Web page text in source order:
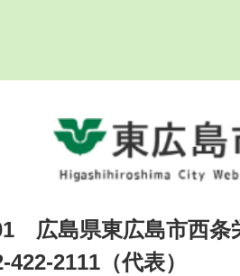
広島県東広島市西
422-2111（代表）